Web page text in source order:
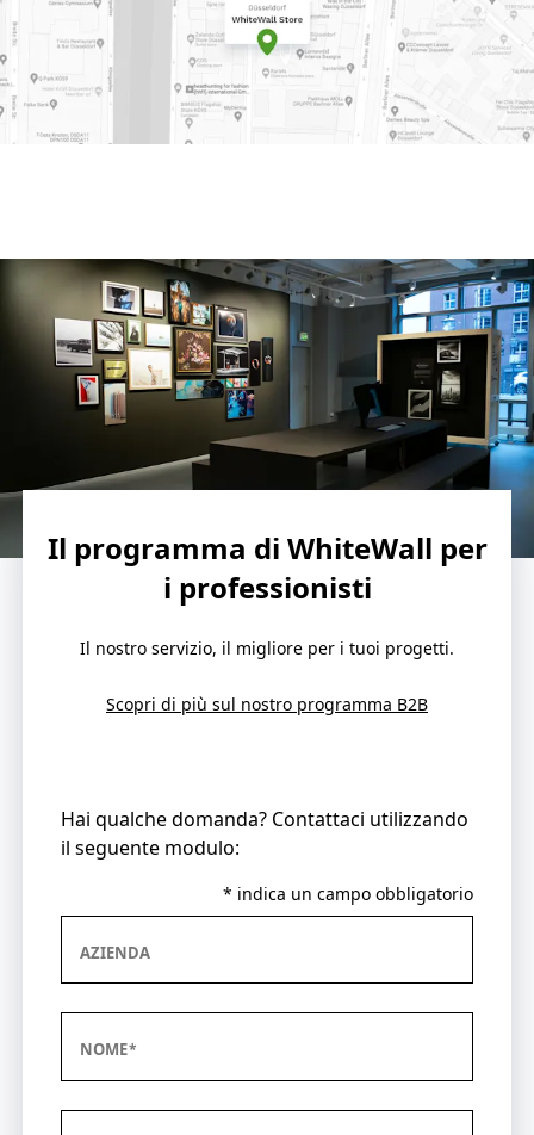
Il programma di WhiteWall per
i professionisti
Il nostro servizio, il migliore per i tuoi progetti.
Scopri di più sul nostro programma B2B
Hai qualche domanda? Contattaci utilizzando
il seguente modulo:
* indica un campo obbligatorio
AZIENDA
NOME